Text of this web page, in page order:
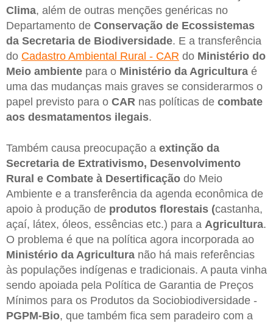
Clima, além de outras menções genéricas no
Departamento de Conservação de Ecossistemas
da Secretaria de Biodiversidade. E a transferência
do Cadastro Ambiental Rural - CAR do Ministério do
Meio ambiente para o Ministério da Agricultura é
uma das mudanças mais graves se considerarmos o
papel previsto para o CAR nas políticas de combate
aos desmatamentos ilegais.
Também causa preocupação a extinção da
Secretaria de Extrativismo, Desenvolvimento
Rural e Combate à Desertificação do Meio
Ambiente e a transferência da agenda econômica de
apoio à produção de produtos florestais (castanha,
açaí, látex, óleos, essências etc.) para a Agricultura.
O problema é que na política agora incorporada ao
Ministério da Agricultura não há mais referências
às populações indígenas e tradicionais. A pauta vinha
sendo apoiada pela Política de Garantia de Preços
Mínimos para os Produtos da Sociobiodiversidade -
PGPM-Bio, que também fica sem paradeiro com a